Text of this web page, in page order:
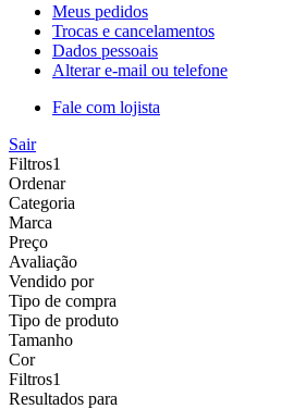
Meus pedidos
Trocas e cancelamentos
Dados pessoais
Alterar e-mail ou telefone
Fale com lojista
Sair
Filtros1
Ordenar
Categoria
Marca
Preço
Avaliação
Vendido por
Tipo de compra
Tipo de produto
Tamanho
Cor
Filtros1
Resultados para